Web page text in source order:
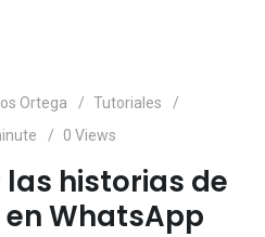
Ortega
Tutoriales
0 Views
historias de
WhatsApp